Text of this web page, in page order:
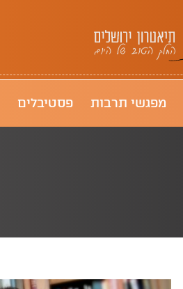
מפגשי תרבות פסטיבלים